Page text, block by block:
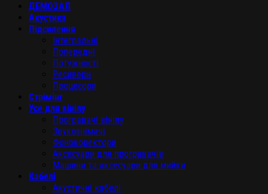
ДЕМОЗАЛ
Акустика
Підсилення
Інтегральні
Попередні
Потужності
Ресивери
Процесори
Стрімінг
Усе для вінілу
Програвачі вінілу
Звукознімачі
Фонокоректори
Аксесуари для програвачів
Машини та аксесуари для мийки
Кабелі
Акустичні кабелі